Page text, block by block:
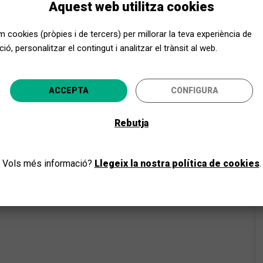
una Cantata “amagada” d’església del gran
obra d’un jove Xostakovitx gràcies a la interpretació
25è Concurs de piano Ricard Viñes.
Apropa Cultura, encara més a prop!
Aquest web utilitza cookies
cookies (pròpies i de tercers) per millorar la teva experiència de
personalitzar el contingut i analitzar el trànsit al web.
ACCEPTA CONFIGURA
Rebutja
Vols més informació? Llegeix la nostra política de cookies.